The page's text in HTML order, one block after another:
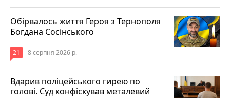
Обірвалось життя Героя з Тернополя
Богдана Сосінського
21 8 серпня 2026 р.
Вдарив поліцейського гирею по
голові. Суд конфіскував металевий